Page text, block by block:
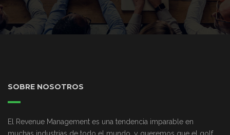
SOBRE NOSOTROS
El Revenue Management es una tendencia imparable en
muchas industrias de todo el mundo, y queremos que el golf